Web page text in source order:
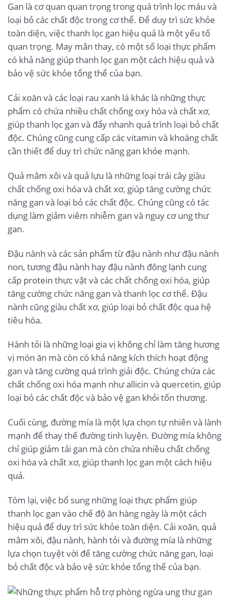
Gan là cơ quan quan trọng trong quá trình lọc máu và
loại bỏ các chất độc trong cơ thể. Để duy trì sức khỏe
toàn diện, việc thanh lọc gan hiệu quả là một yếu tố
quan trọng. May mắn thay, có một số loại thực phẩm
có khả năng giúp thanh lọc gan một cách hiệu quả và
bảo vệ sức khỏe tổng thể của bạn.
Cải xoăn và các loại rau xanh lá khác là những thực
phẩm có chứa nhiều chất chống oxy hóa và chất xơ,
giúp thanh lọc gan và đẩy nhanh quá trình loại bỏ chất
độc. Chúng cũng cung cấp các vitamin và khoáng chất
cần thiết để duy trì chức năng gan khỏe mạnh.
Quả mâm xôi và quả lựu là những loại trái cây giàu
chất chống oxi hóa và chất xơ, giúp tăng cường chức
năng gan và loại bỏ các chất độc. Chúng cũng có tác
dụng làm giảm viêm nhiễm gan và nguy cơ ung thư
gan.
Đậu nành và các sản phẩm từ đậu nành như đậu nành
non, tương đậu nành hay đậu nành đông lạnh cung
cấp protein thực vật và các chất chống oxi hóa, giúp
tăng cường chức năng gan và thanh lọc cơ thể. Đậu
nành cũng giàu chất xơ, giúp loại bỏ chất độc qua hệ
tiêu hóa.
Hành tỏi là những loại gia vị không chỉ làm tăng hương
vị món ăn mà còn có khả năng kích thích hoạt động
gan và tăng cường quá trình giải độc. Chúng chứa các
chất chống oxi hóa mạnh như allicin và quercetin, giúp
loại bỏ các chất độc và bảo vệ gan khỏi tổn thương.
Cuối cùng, đường mía là một lựa chọn tự nhiên và lành
mạnh để thay thế đường tinh luyện. Đường mía không
chỉ giúp giảm tải gan mà còn chứa nhiều chất chống
oxi hóa và chất xơ, giúp thanh lọc gan một cách hiệu
quả.
Tóm lại, việc bổ sung những loại thực phẩm giúp
thanh lọc gan vào chế độ ăn hàng ngày là một cách
hiệu quả để duy trì sức khỏe toàn diện. Cải xoăn, quả
mâm xôi, đậu nành, hành tỏi và đường mía là những
lựa chọn tuyệt vời để tăng cường chức năng gan, loại
bỏ chất độc và bảo vệ sức khỏe tổng thể của bạn.